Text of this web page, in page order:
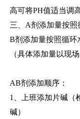
高可将PH值适当调
三、A剂添加量按
B剂添加量按照循环
（具体添加量以现场
AB剂添加顺序：
1、上班添加片碱（
碱）